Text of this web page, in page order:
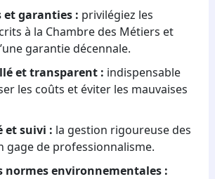
et garanties : privilégiez les
à la Chambre des Métiers et
garantie décennale.
et transparent : indispensable
les coûts et éviter les mauvaises
et suivi : la gestion rigoureuse des
gage de professionnalisme.
normes environnementales :